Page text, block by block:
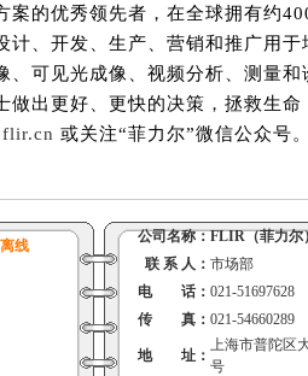
案的优秀领先者，在全球拥有约
计、开发、生产、营销和推广用
、可见光成像、视频分析、测量
做出更好、更快的决策，拯救生
或关注“菲力尔”微信公众号
线
公司名称：FLIR（菲力尔
联 系 人： 市场部
电 话： 021-51697628
传 真： 021-54660289
地 址：
上海市普陀区
号